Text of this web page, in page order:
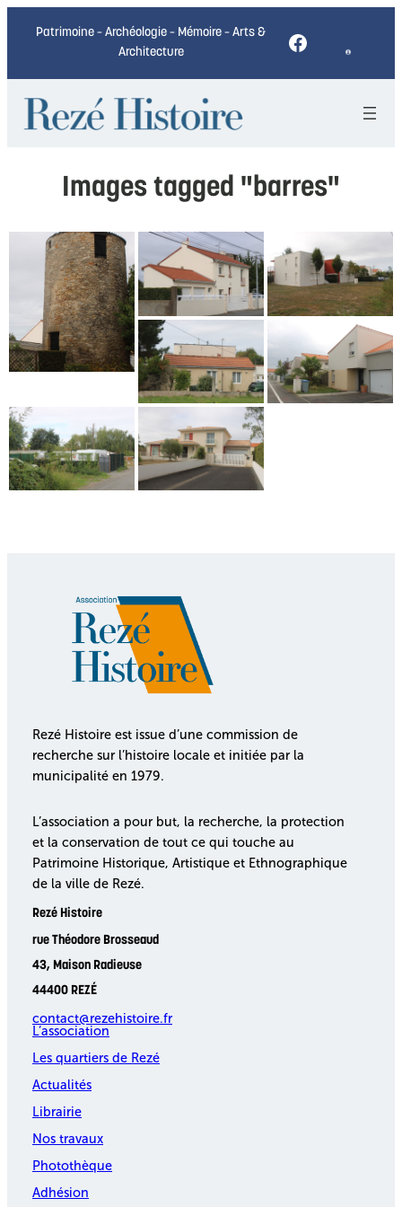
Patrimoine – Archéologie – Mémoire – Arts &
Architecture
Facebook
Images tagged "barres"
Rezé Histoire est issue d’une commission de
recherche sur l’histoire locale et initiée par la
municipalité en 1979.
L’association a pour but, la recherche, la protection
et la conservation de tout ce qui touche au
Patrimoine Historique, Artistique et Ethnographique
de la ville de Rezé.
Rezé Histoire
rue Théodore Brosseaud
43, Maison Radieuse
44400 REZÉ
contact@rezehistoire.fr
L’association
Les quartiers de Rezé
Actualités
Librairie
Nos travaux
Photothèque
Adhésion